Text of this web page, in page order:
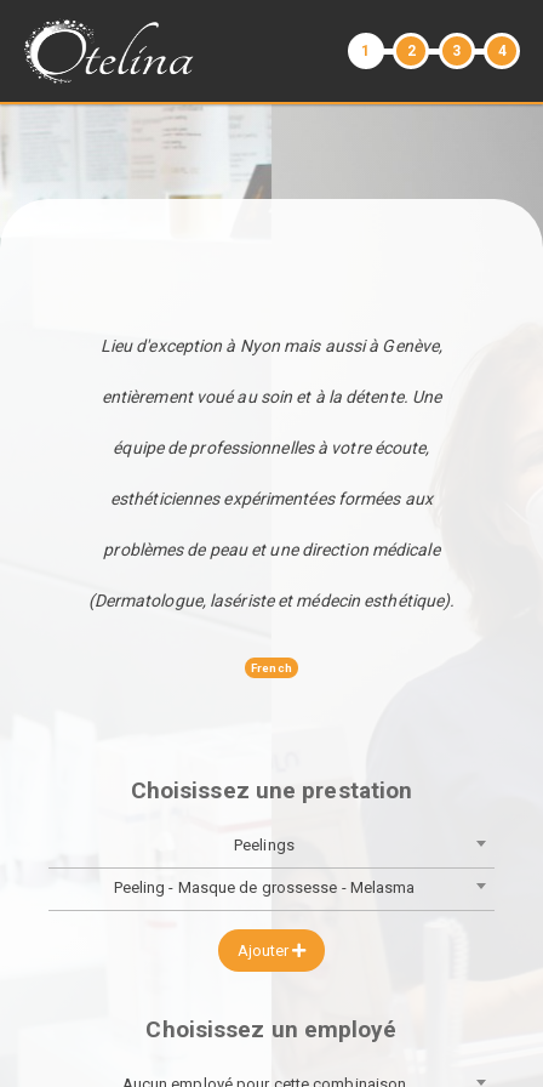
1 2 3 4
Lieu d'exception à Nyon mais aussi à Genève,
entièrement voué au soin et à la détente. Une
équipe de professionnelles à votre écoute,
esthéticiennes expérimentées formées aux
problèmes de peau et une direction médicale
(Dermatologue, lasériste et médecin esthétique).
French
Choisissez une prestation
Peelings
Peeling - Masque de grossesse - Melasma
Ajouter
Choisissez un employé